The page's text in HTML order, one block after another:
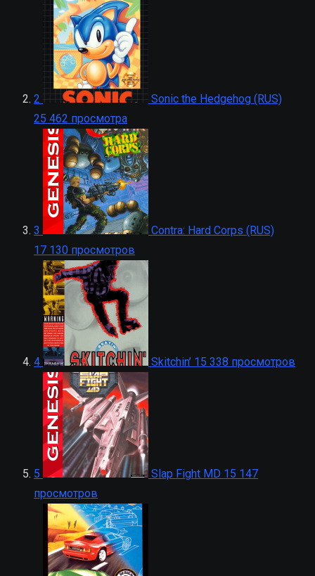
2
Sonic the Hedgehog (RUS)
25 462 просмотра
3
Contra: Hard Corps (RUS)
17 130 просмотров
4 Skitchin’ 15 338 просмотров
5 Slap Fight MD 15 147
просмотров